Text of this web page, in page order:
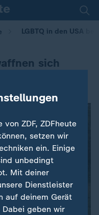
LGBTQ in den USA
sich
ZDF, ZDFheute
setzen wir
ein. Einige
unbedingt
Mit deiner
Dienstleister
auf deinem Gerät
geben wir